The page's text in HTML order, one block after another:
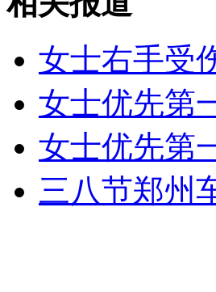
山西运城恶犬咬伤多人 警民合
女孩北京地铁殴打老人 痛下狠
无痛分娩是否安全 医生回应
外交部：反对强权政治霸凌主
女士右手受
女士优先第
女士优先第
三八节郑州